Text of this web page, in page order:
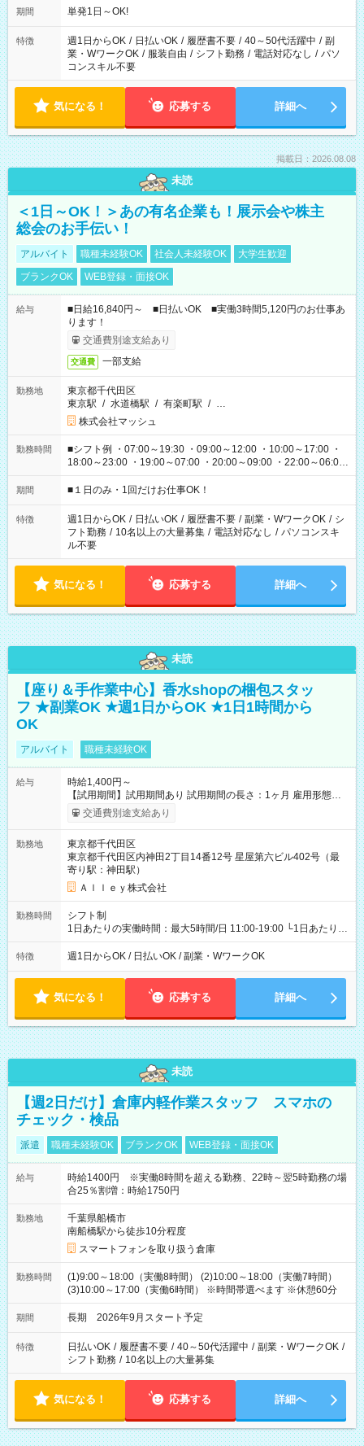
期間 単発1日～OK!
特徴 週1日からOK / 日払いOK / 履歴書不要 / 40～50代活躍中 / 副
業・WワークOK / 服装自由 / シフト勤務 / 電話対応なし / パソ
コンスキル不要
気になる！ 応募する 詳細へ
掲載日：2026.08.08
未読
＜1日～OK！＞あの有名企業も！展示会や株主
総会のお手伝い！
アルバイト 職種未経験OK 社会人未経験OK
大学生歓迎
ブランクOK
WEB登録・面接OK
給与
■日給16,840円～ ■日払いOK ■実働3時間5,120円のお仕事あ
ります！
交通費別途支給あり
交通費 一部支給
勤務地
東京都千代田区
東京駅 / 水道橋駅 / 有楽町駅 / …
株式会社マッシュ
勤務時間
■シフト例 ・07:00～19:30 ・09:00～12:00 ・10:00～17:00 ・
18:00～23:00 ・19:00～07:00 ・20:00～09:00 ・22:00～06:00
etc ★最短で3時間で5,120円のお仕事から 15時間で2万円近く稼
げるお仕事も！ ご希望のお時間に合わせてご紹介！ ※シフトは
ください！
期間 ■１日のみ・1回だけお仕事OK！
特徴 週1日からOK / 日払いOK / 履歴書不要 / 副業・WワークOK / シ
フト勤務 / 10名以上の大量募集 / 電話対応なし / パソコンスキ
ル不要
気になる！ 応募する 詳細へ
未読
【座り＆手作業中心】香水shopの梱包スタッ
フ ★副業OK ★週1日からOK ★1日1時間から
OK
アルバイト 職種未経験OK
給与
時給1,400円～
【試用期間】試用期間あり 試用期間の長さ：1ヶ月 雇用形態、
給与は本採用時と同じです。
交通費別途支給あり
勤務地
東京都千代田区
東京都千代田区内神田2丁目14番12号 星屋第六ビル402号（最
寄り駅：神田駅）
Ａｌｌｅｙ株式会社
勤務時間
シフト制
1日あたりの実働時間：最大5時間/日 11:00-19:00 └1日あたりの
実働時間：1-5時間 └上記の時間帯内であれば、いつでも勤務可
能！ └平日・土曜日の中で、お好きな曜日でご勤務いただけま
18:00 などのように、自由な働き方が可能なお仕事です！
特徴 週1日からOK / 日払いOK / 副業・WワークOK
気になる！ 応募する 詳細へ
未読
【週2日だけ】倉庫内軽作業スタッフ スマホの
チェック・検品
派遣 職種未経験OK ブランクOK WEB登録・面接OK
給与
時給1400円 ※実働8時間を超える勤務、22時～翌5時勤務の場
合25％割増：時給1750円
勤務地
千葉県船橋市
南船橋駅から徒歩10分程度
スマートフォンを取り扱う倉庫
勤務時間
(1)9:00～18:00（実働8時間） (2)10:00～18:00（実働7時間）
(3)10:00～17:00（実働6時間） ※時間帯選べます ※休憩60分
期間 長期 2026年9月スタート予定
特徴 日払いOK / 履歴書不要 / 40～50代活躍中 / 副業・WワークOK /
シフト勤務 / 10名以上の大量募集
気になる！ 応募する 詳細へ